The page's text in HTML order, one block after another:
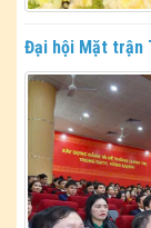
Đại hội Mặt trận